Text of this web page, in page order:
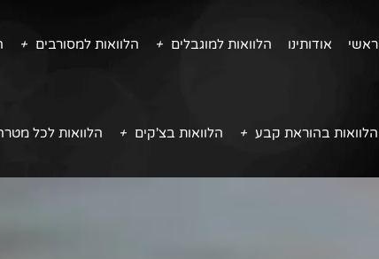
ראשי אודותינו הלוואות למוגבלים הלוואות למסורבים
הלוואות בהוראת קבע הלוואות בצ'קים הלוואות לכל